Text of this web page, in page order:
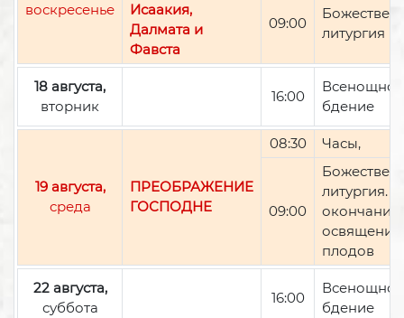
воскресенье
Исаакия,
Далмата и
Фавста
09:00
литургия
18 августа,
вторник
16:00
Всенощное
бдение
19 августа,
среда
ПРЕОБРАЖЕНИЕ
ГОСПОДНЕ
08:30 Часы,
09:00
литургия.
окончании
освящение
плодов
22 августа,
суббота
16:00
Всенощное
бдение